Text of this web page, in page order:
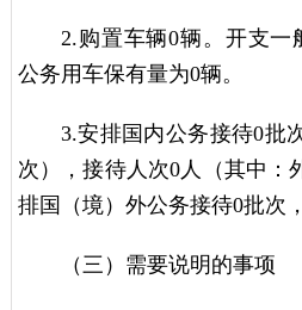
2.购置车辆0辆。开支
公务用车保有量为0辆。
3.安排国内公务接待0批
次），接待人次0人（其中：
排国（境）外公务接待0批次
（三）需要说明的事项